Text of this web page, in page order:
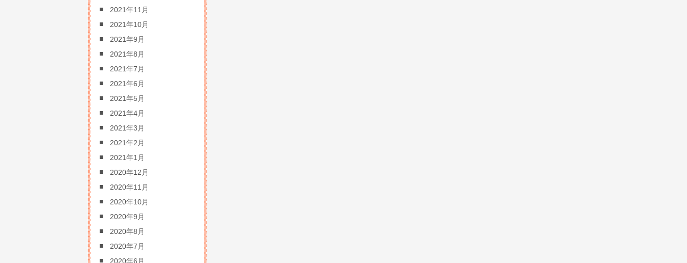
2021年11月
2021年10月
2021年9月
2021年8月
2021年7月
2021年6月
2021年5月
2021年4月
2021年3月
2021年2月
2021年1月
2020年12月
2020年11月
2020年10月
2020年9月
2020年8月
2020年7月
2020年6月